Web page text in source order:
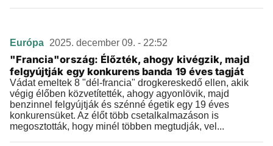
Európa 2025. december 09. - 22:52
"Francia"ország: Élőzték, ahogy kivégzik, majd
felgyújtják egy konkurens banda 19 éves tagját
Vádat emeltek 8 "dél-francia" drogkereskedő ellen, akik
végig élőben közvetítették, ahogy agyonlövik, majd
benzinnel felgyújtják és szénné égetik egy 19 éves
konkurensüket. Az élőt több csetalkalmazáson is
megosztották, hogy minél többen megtudják, vel...